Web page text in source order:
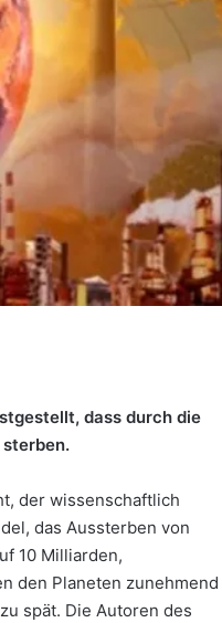
dass durch die
der wissenschaftlich
das Aussterben von
10 Milliarden,
den Planeten zunehmend
spät. Die Autoren des